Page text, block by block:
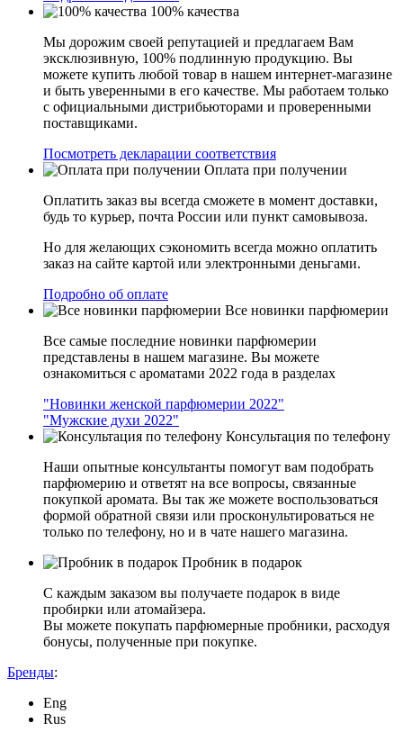
100% качества
Мы дорожим своей репутацией и предлагаем Вам
эксклюзивную, 100% подлинную продукцию. Вы
можете купить любой товар в нашем интернет-магазине
и быть уверенными в его качестве. Мы работаем только
с официальными дистрибьюторами и проверенными
поставщиками.
Посмотреть декларации соответствия
Оплата при получении
Оплатить заказ вы всегда сможете в момент доставки,
будь то курьер, почта России или пункт самовывоза.
Но для желающих сэкономить всегда можно оплатить
заказ на сайте картой или электронными деньгами.
Подробно об оплате
Все новинки парфюмерии
Все самые последние новинки парфюмерии
представлены в нашем магазине. Вы можете
ознакомиться с ароматами 2022 года в разделах
"Новинки женской парфюмерии 2022"
"Мужские духи 2022"
Консультация по телефону
Наши опытные консультанты помогут вам подобрать
парфюмерию и ответят на все вопросы, связанные
покупкой аромата. Вы так же можете воспользоваться
формой обратной связи или просконультироваться не
только по телефону, но и в чате нашего магазина.
Пробник в подарок
С каждым заказом вы получаете подарок в виде
пробирки или атомайзера.
Вы можете покупать парфюмерные пробники, расходуя
бонусы, полученные при покупке.
Бренды:
Eng
Rus